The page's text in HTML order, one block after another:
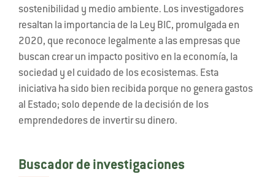
sostenibilidad y medio ambiente. Los investigadores
resaltan la importancia de la Ley BIC, promulgada en
2020, que reconoce legalmente a las empresas que
buscan crear un impacto positivo en la economía, la
sociedad y el cuidado de los ecosistemas. Esta
iniciativa ha sido bien recibida porque no genera gastos
al Estado; solo depende de la decisión de los
emprendedores de invertir su dinero.
Buscador de investigaciones